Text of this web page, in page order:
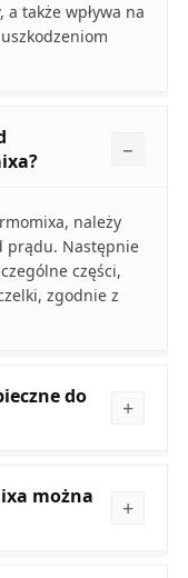
także wpływa na
należy
prądu. Następnie
części,
zgodnie z
do
można